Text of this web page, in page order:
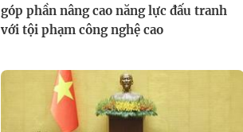
góp phần nâng cao năng lực đấu tranh
với tội phạm công nghệ cao